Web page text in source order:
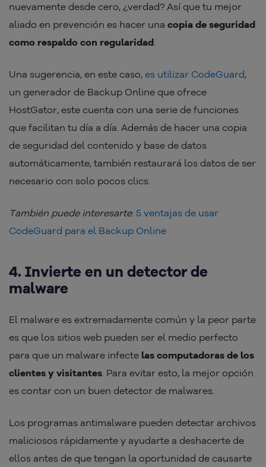
nuevamente desde cero, ¿verdad? Así que tu mejor
aliado en prevención es hacer una copia de seguridad
como respaldo con regularidad.
Una sugerencia, en este caso, es utilizar CodeGuard,
un generador de Backup Online que ofrece
HostGator, este cuenta con una serie de funciones
que facilitan tu día a día. Además de hacer una copia
de seguridad del contenido y base de datos
automáticamente, también restaurará los datos de ser
necesario con solo pocos clics.
También puede interesarte: 5 ventajas de usar
CodeGuard para el Backup Online
4. Invierte en un detector de
malware
El malware es extremadamente común y la peor parte
es que los sitios web pueden ser el medio perfecto
para que un malware infecte las computadoras de los
clientes y visitantes. Para evitar esto, la mejor opción
es contar con un buen detector de malwares.
Los programas antimalware pueden detectar archivos
maliciosos rápidamente y ayudarte a deshacerte de
ellos antes de que tengan la oportunidad de causarte